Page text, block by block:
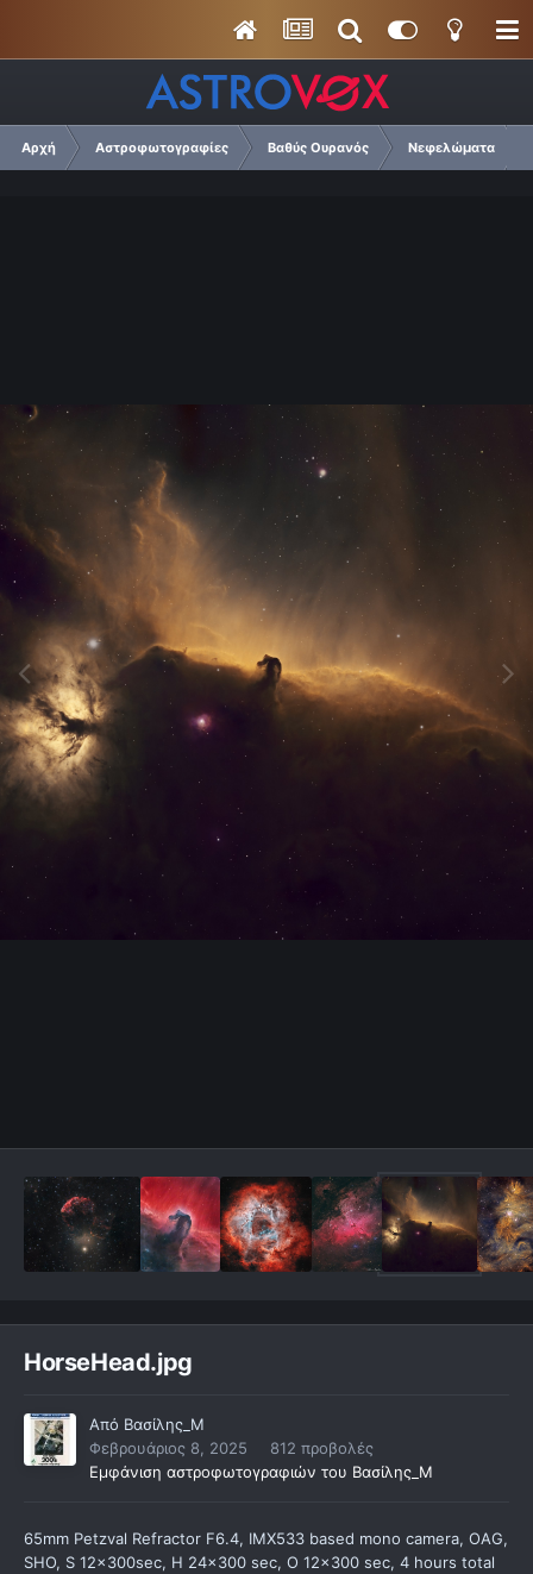
Αρχή Αστροφωτογραφίες Βαθύς Ουρανός Νεφελώματα
HorseHead.jpg
Από Βασίλης_Μ
Φεβρουάριος 8, 2025
812 προβολές
Εμφάνιση αστροφωτογραφιών του Βασίλης_Μ
65mm Petzval Refractor F6.4, IMX533 based mono camera, OAG,
SHO, S 12x300sec, H 24x300 sec, O 12x300 sec, 4 hours total